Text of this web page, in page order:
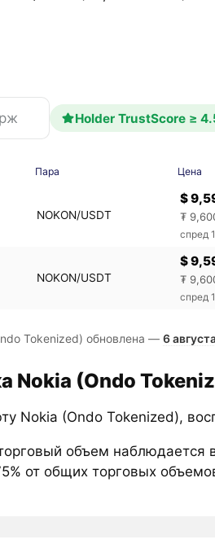
Holder TrustScore ≥
Пара Цена
NOKON/USDT
$
₮
спред
NOKON/USDT
$
₮
спред
Tokenized) обновлена — 6
Nokia (Ondo
Nokia (Ondo Tokenized),
объем наблюдается
от общих торговых